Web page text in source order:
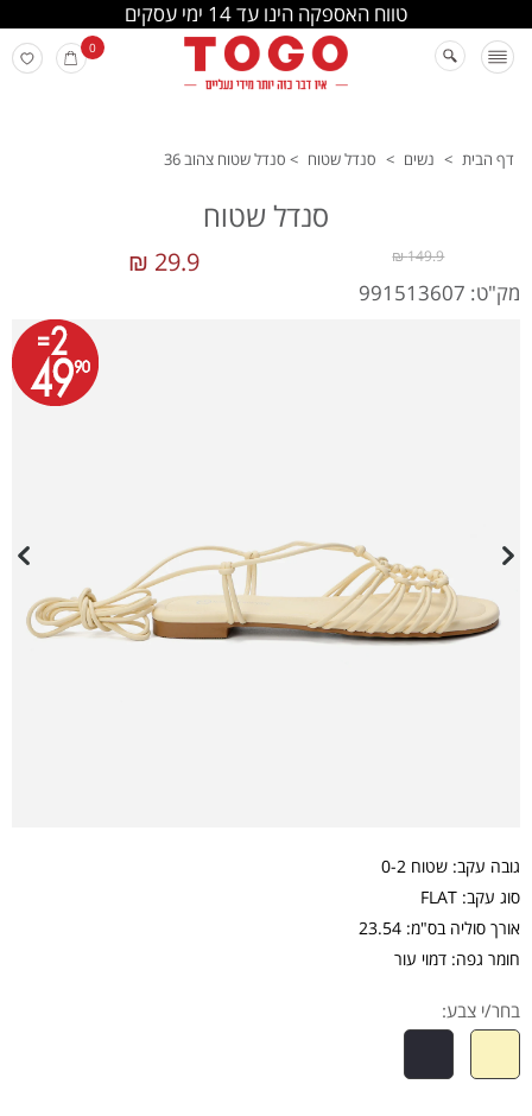
החלפה והחזרה מתבצעת בסניפי הרשת
0
דף הבית > נשים > סנדל שטוח > סנדל שטוח צהוב 36
סנדל שטוח
29.9 ₪ 149.9 ₪
מק"ט: 991513607
גובה עקב: שטוח 0-2
סוג עקב: FLAT
אורך סוליה בס"מ: 23.54
חומר גפה: דמוי עור
בחר/י צבע: